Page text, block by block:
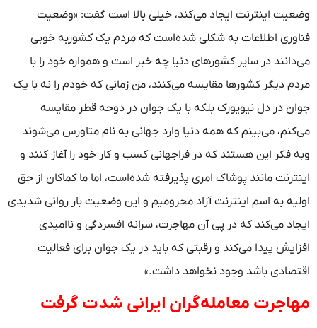
وضعیت اینترنت ایجاد می‌کند، خیلی بالا است گفت: «وضعیت
فناوری اطلاعات به شکلی شده‌است که مردم یک کشوربه خوبی
می‌دانند در سایر کشورهای دنیا چه خبر است و همواره خود را با
مردم دیگر کشورها مقایسه می‌کنند، من زمانی که خودم را نه با یک
جوان در دل نیویورک بلکه با یک جوان در دوحه قطر مقایسه
می‌کنم، می‌بینم که همه دنیا وارد جهانی به نام متاورس می‌شوند
وبه فکر این هستند که در فراجهانی کسب و کار خود را آغاز کنند و
اینترنت مانند پوشاک امری پذیرفته شده‌است، اما ما کماکان از حق
اولیه به اسم اینترنت آزاد محرومیم و این وضعیت بار روانی شدیدی
ایجاد می‌کند که در پی آن مهاجرت، سرانه افسردگی و ناامیدی
افزایش پیدا می‌کند و رقبتی که باید در یک جوان برای فعالیت
اقتصادی باشد وجود نخواهد داشت.»
مهاجرت معامله‌گران ایرانی شدت گرفت